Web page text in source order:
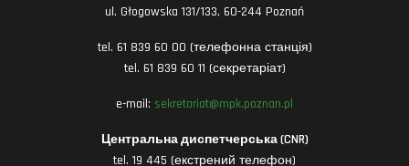
ul. Głogowska 131/133, 60-244 Poznań
tel. 61 839 60 00 (телефонна станція)
tel. 61 839 60 11 (секретаріат)
e-mail: sekretariat@mpk.poznan.pl
Центральна диспетчерська (CNR)
tel. 19 445 (екстрений телефон)